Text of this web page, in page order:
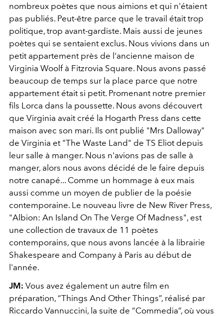
nombreux poètes que nous aimions et qui n'étaient
pas publiés. Peut-être parce que le travail était trop
politique, trop avant-gardiste. Mais aussi de jeunes
poètes qui se sentaient exclus. Nous vivions dans un
petit appartement près de l'ancienne maison de
Virginia Woolf à Fitzrovia Square. Nous avons passé
beaucoup de temps sur la place parce que notre
appartement était si petit. Promenant notre premier
fils Lorca dans la poussette. Nous avons découvert
que Virginia avait créé la Hogarth Press dans cette
maison avec son mari. Ils ont publié "Mrs Dalloway"
de Virginia et "The Waste Land" de TS Eliot depuis
leur salle à manger. Nous n'avions pas de salle à
manger, alors nous avons décidé de le faire depuis
notre canapé... Comme un hommage à eux mais
aussi comme un moyen de publier de la poésie
contemporaine. Le nouveau livre de New River Press,
"Albion: An Island On The Verge Of Madness", est
une collection de travaux de 11 poètes
contemporains, que nous avons lancée à la librairie
Shakespeare and Company à Paris au début de
l'année.
JM: Vous avez également un autre film en
préparation, “Things And Other Things”, réalisé par
Riccardo Vannuccini, la suite de “Commedia”, où vous